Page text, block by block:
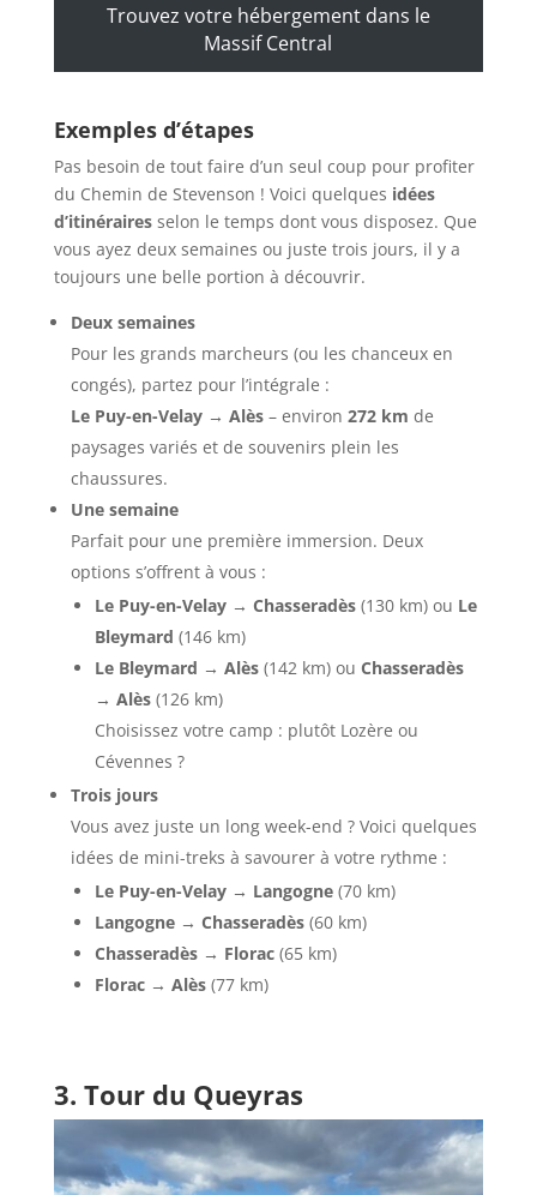
Trouvez votre hébergement dans le
Massif Central
Exemples d’étapes
Pas besoin de tout faire d’un seul coup pour profiter
du Chemin de Stevenson ! Voici quelques idées
d’itinéraires selon le temps dont vous disposez. Que
vous ayez deux semaines ou juste trois jours, il y a
toujours une belle portion à découvrir.
Deux semaines
Pour les grands marcheurs (ou les chanceux en
congés), partez pour l’intégrale :
Le Puy-en-Velay → Alès– environ 272 km de
paysages variés et de souvenirs plein les
chaussures.
Une semaine
Parfait pour une première immersion. Deux
options s’offrent à vous :
Le Puy-en-Velay → Chasseradès(130 km) ou Le
Bleymard (146 km)
Le Bleymard → Alès(142 km) ou Chasseradès
→ Alès(126 km)
Choisissez votre camp : plutôt Lozère ou
Cévennes ?
Trois jours
Vous avez juste un long week-end ? Voici quelques
idées de mini-treks à savourer à votre rythme :
Le Puy-en-Velay → Langogne(70 km)
Langogne → Chasseradès(60 km)
Chasseradès → Florac(65 km)
Florac → Alès(77 km)
3. Tour du Queyras